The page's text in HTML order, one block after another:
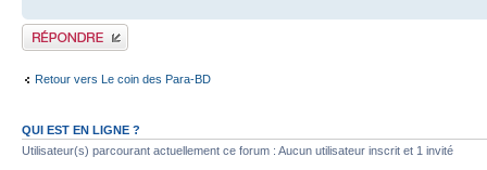
Publier une réponse
Retour vers Le coin des Para-BD
QUI EST EN LIGNE ?
Utilisateur(s) parcourant actuellement ce forum : Aucun utilisateur inscrit et 1 invité